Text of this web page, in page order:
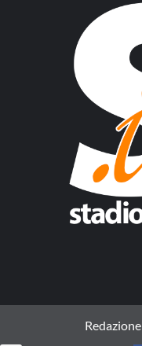
Redazione